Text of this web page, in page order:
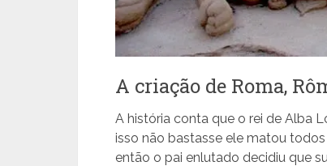
A criação de Roma,
A história conta que o rei de Alba
isso não bastasse ele matou
então o pai enlutado decidiu que